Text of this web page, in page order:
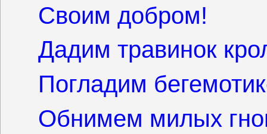
Своим добром!
Дадим травинок
Погладим
Обнимем милых